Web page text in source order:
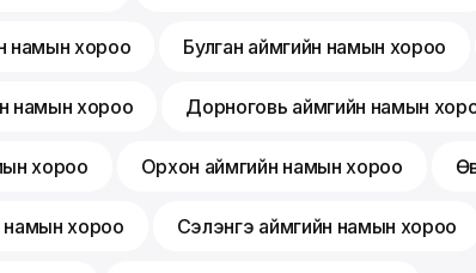
намын хороо Булган аймгийн намын хороо
намын хороо Дорноговь аймгийн намын
хороо Орхон аймгийн намын хороо
намын хороо Сэлэнгэ аймгийн намын хороо